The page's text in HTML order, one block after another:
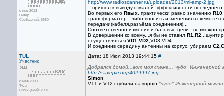
с янв 2013
Питер
Сообщений: 5580
http://www.radioscanner.ru/uploader/2013/ml-amp-2.jpg
...пришёл к выводу,о малой эффективности последнего
Во первых его Rвых , практически равно значению R10
трансформатор...либо вносить изменения в
передачи(кабеля,разъёма соединения)...
Соответственно изменив и базовые цепи...возможно
В довершении ко всему...я бы не ставил R1,R2
осуществляться VD1,VD2 ,VD3,VD4...
И соединив середину антенны на корпус, убираем
TUL
Участник
с мая 2009
Тула
Сообщений: 2991
Дата: 18 Июл 2013 19:44:15 #
Добрался домой...вот моя схема..."чудо" Инженерной
http://savepic.org/4029997.jpg
Simon
VT1 и VT2 сгубили на корню "чудо" Инженерной